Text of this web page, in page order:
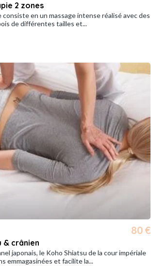
2 zones
en un massage intense réalisé avec des
de différentes tailles et...
& crânien
80 €
japonais, le Koho Shiatsu de la cour impériale
emmagasinées et facilite la...